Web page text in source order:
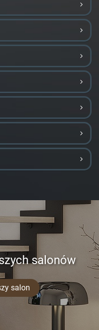
salonów
salon